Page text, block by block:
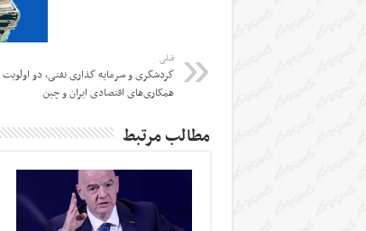
قبلی
گردشگری و سرمایه گذاری نفتی، دو اولویت
همکاری‌های اقتصادی ایران و چین
مطالب مرتبط